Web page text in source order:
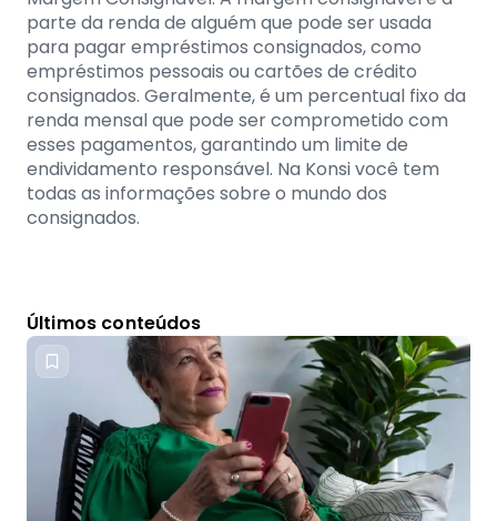
parte da renda de alguém que pode ser usada
para pagar empréstimos consignados, como
empréstimos pessoais ou cartões de crédito
consignados. Geralmente, é um percentual fixo da
renda mensal que pode ser comprometido com
esses pagamentos, garantindo um limite de
endividamento responsável. Na Konsi você tem
todas as informações sobre o mundo dos
consignados.
Últimos conteúdos